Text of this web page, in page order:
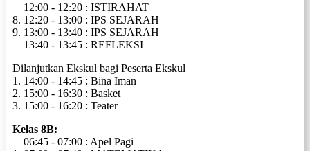
12:00 - 12:20 : ISTIRAHAT
8. 12:20 - 13:00 : IPS SEJARAH
9. 13:00 - 13:40 : IPS SEJARAH
13:40 - 13:45 : REFLEKSI
Dilanjutkan Ekskul bagi Peserta Ekskul
1. 14:00 - 14:45 : Bina Iman
2. 15:00 - 16:30 : Basket
3. 15:00 - 16:20 : Teater
Kelas 8B:
06:45 - 07:00 : Apel Pagi